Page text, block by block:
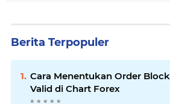
Berita Terpopuler
Cara Menentukan Order Block
Valid di Chart Forex